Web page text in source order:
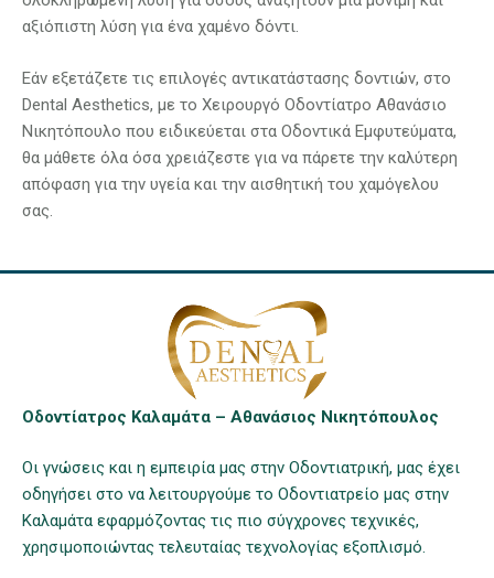
αξιόπιστη λύση για ένα χαμένο δόντι.
Εάν εξετάζετε τις επιλογές αντικατάστασης δοντιών, στο
Dental Aesthetics, με το Χειρουργό Οδοντίατρο Αθανάσιο
Νικητόπουλο που ειδικεύεται στα Οδοντικά Εμφυτεύματα,
θα μάθετε όλα όσα χρειάζεστε για να πάρετε την καλύτερη
απόφαση για την υγεία και την αισθητική του χαμόγελου
σας.
Οδοντίατρος Καλαμάτα – Αθανάσιος Νικητόπουλος
Οι γνώσεις και η εμπειρία μας στην Οδοντιατρική, μας έχει
οδηγήσει στο να λειτουργούμε το Οδοντιατρείο μας στην
Καλαμάτα εφαρμόζοντας τις πιο σύγχρονες τεχνικές,
χρησιμοποιώντας τελευταίας τεχνολογίας εξοπλισμό.